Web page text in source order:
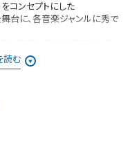
をコンセプトにした
舞台に、各音楽ジャンルに秀で
ーアナウンサー山本里菜。
」「専属店員・山本里菜、森
を配信中！
リンクからアクセスして聞い
トなどで聞いていた方は今ま
読む